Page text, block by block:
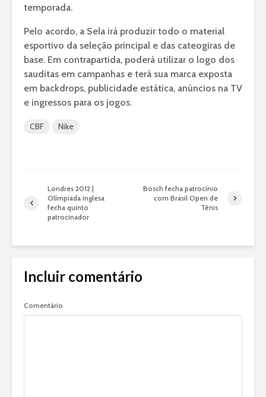
temporada.
Pelo acordo, a Sela irá produzir todo o material
esportivo da seleção principal e das cateogiras de
base. Em contrapartida, poderá utilizar o logo dos
sauditas em campanhas e terá sua marca exposta
em backdrops, publicidade estática, anúncios na TV
e ingressos para os jogos.
CBF Nike
Londres 2012 |
Olímpiada inglesa
fecha quinto
patrocinador
Bosch fecha patrocínio
com Brasil Open de
Tênis
Incluir comentário
Comentário